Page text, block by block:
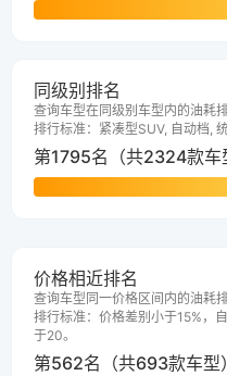
同级别排名
查询车型在同级别车型内的油耗
排行标准：紧凑型SUV, 自动档,
第1795名（共2324款车
价格相近排名
查询车型同一价格区间内的油耗
排行标准：价格差别小于15%，
于20。
第562名（共693款车型）